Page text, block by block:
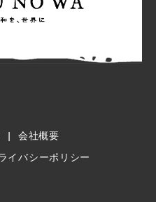
会社概要
イバシーポリシー